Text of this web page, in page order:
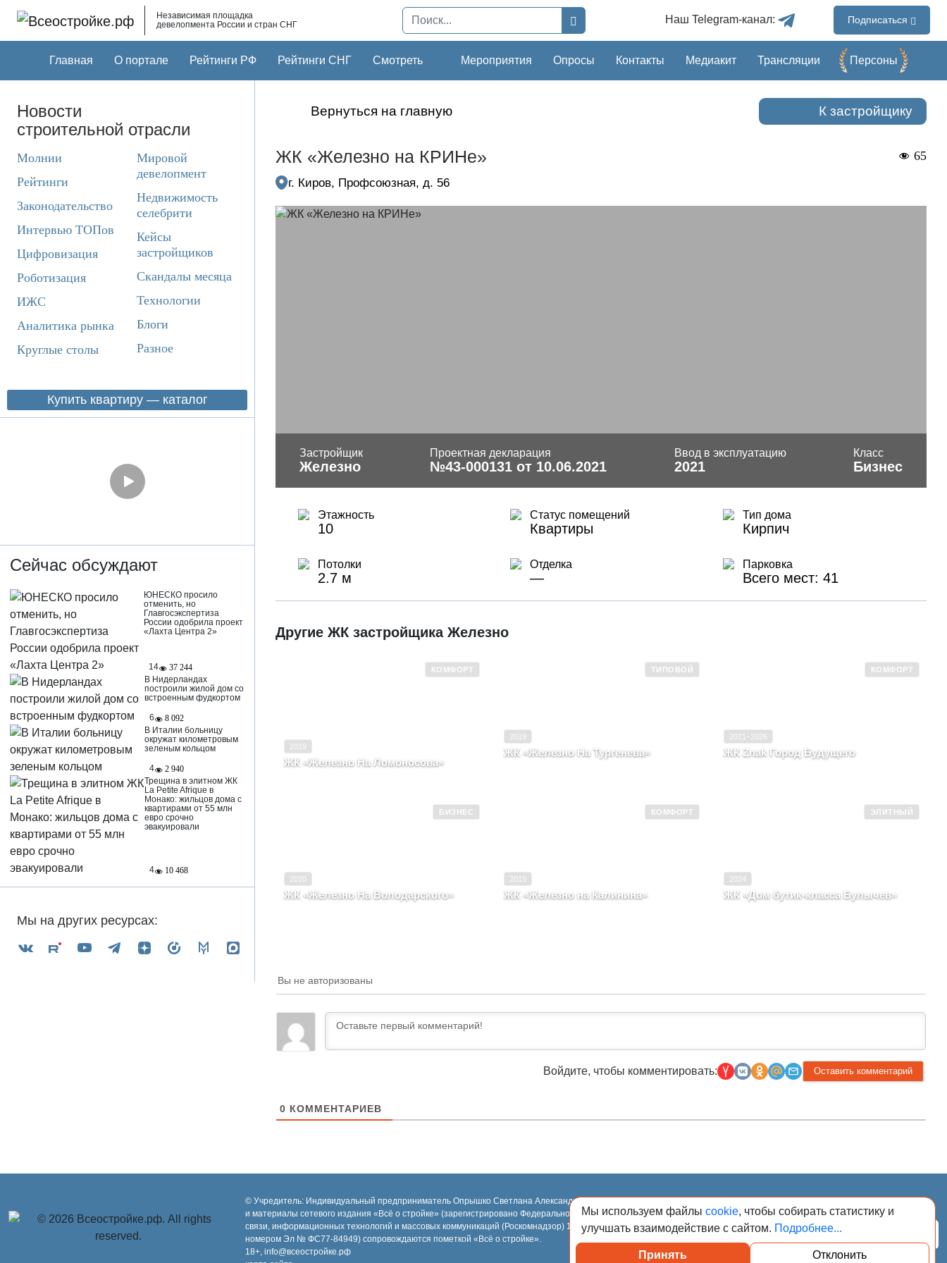
Независимая площадка
девелопмента России и стран СНГ
Наш Telegram-канал: Подписаться
Главная О портале Рейтинги РФ Рейтинги СНГ Смотреть Мероприятия Опросы Контакты Медиакит Трансляции Перcоны
Новости
строительной отрасли
Молнии
Рейтинги
Законодательство
Интервью ТОПов
Цифровизация
Роботизация
ИЖС
Аналитика рынка
Круглые столы
Мировой
девелопмент
Недвижимость
селебрити
Кейсы
застройщиков
Скандалы месяца
Технологии
Блоги
Разное
Купить квартиру — каталог
Сейчас обсуждают
ЮНЕСКО просило
отменить, но
Главгосэкспертиза
России одобрила проект
«Лахта Центра 2»
14
37 244
В Нидерландах
построили жилой дом со
встроенным фудкортом
6
8 092
В Италии больницу
окружат километровым
зеленым кольцом
4
2 940
Трещина в элитном ЖК
La Petite Afrique в
Монако: жильцов дома с
квартирами от 55 млн
евро срочно
эвакуировали
4 10 468
Мы на других ресурсах:
Вернуться на главную К застройщику
ЖК «Железно на КРИНе» 65
г. Киров, Профсоюзная, д. 56
Застройщик
Железно
Проектная декларация
№43-000131 от 10.06.2021
Ввод в эксплуатацию
2021
Класс
Бизнес
Этажность
10
Статус помещений
Квартиры
Тип дома
Кирпич
Потолки
2.7 м
Отделка
—
Парковка
Всего мест: 41
Другие ЖК застройщика Железно
КОМФОРТ
2019
ЖК «Железно На Ломоносова»
ТИПОВОЙ
2019
ЖК «Железно На Тургенева»
КОМФОРТ
2021–2026
ЖК Znak Город Будущего
БИЗНЕС
2020
ЖК «Железно На Володарского»
КОМФОРТ
2019
ЖК «Железно на Калинина»
ЭЛИТНЫЙ
2024
ЖК «Дом бутик-класса Булычев»
Вы не авторизованы
Войдите, чтобы комментировать:
0 КОММЕНТАРИЕВ
© Учредитель: Индивидуальный предприниматель Опрышко Светлана Александровна, 2018-2026. Сообщения
и материалы сетевого издания «Всё о стройке» (зарегистрировано Федеральной службой по надзору в сфере
связи, информационных технологий и массовых коммуникаций (Роскомнадзор) 13.03.2023 за регистрационным
номером Эл № ФС77-84949) сопровождаются пометкой «Всё о стройке».
18+, info@всеостройке.рф
Мы используем файлы cookie, чтобы собирать статистику и
улучшать взаимодействие с сайтом. Подробнее...
Принять Отклонить